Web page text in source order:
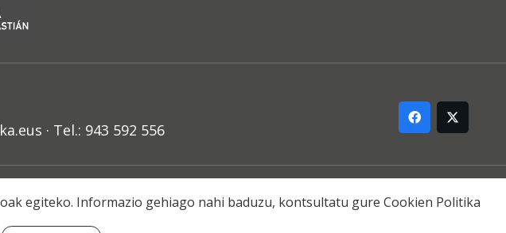
· Tel.: 943 592 556
Klusterra
egiteko. Informazio gehiago nahi baduzu, kontsultatu gure Cookien Politika